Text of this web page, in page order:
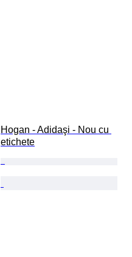
Hogan - Adidaşi - Nou cu
etichete